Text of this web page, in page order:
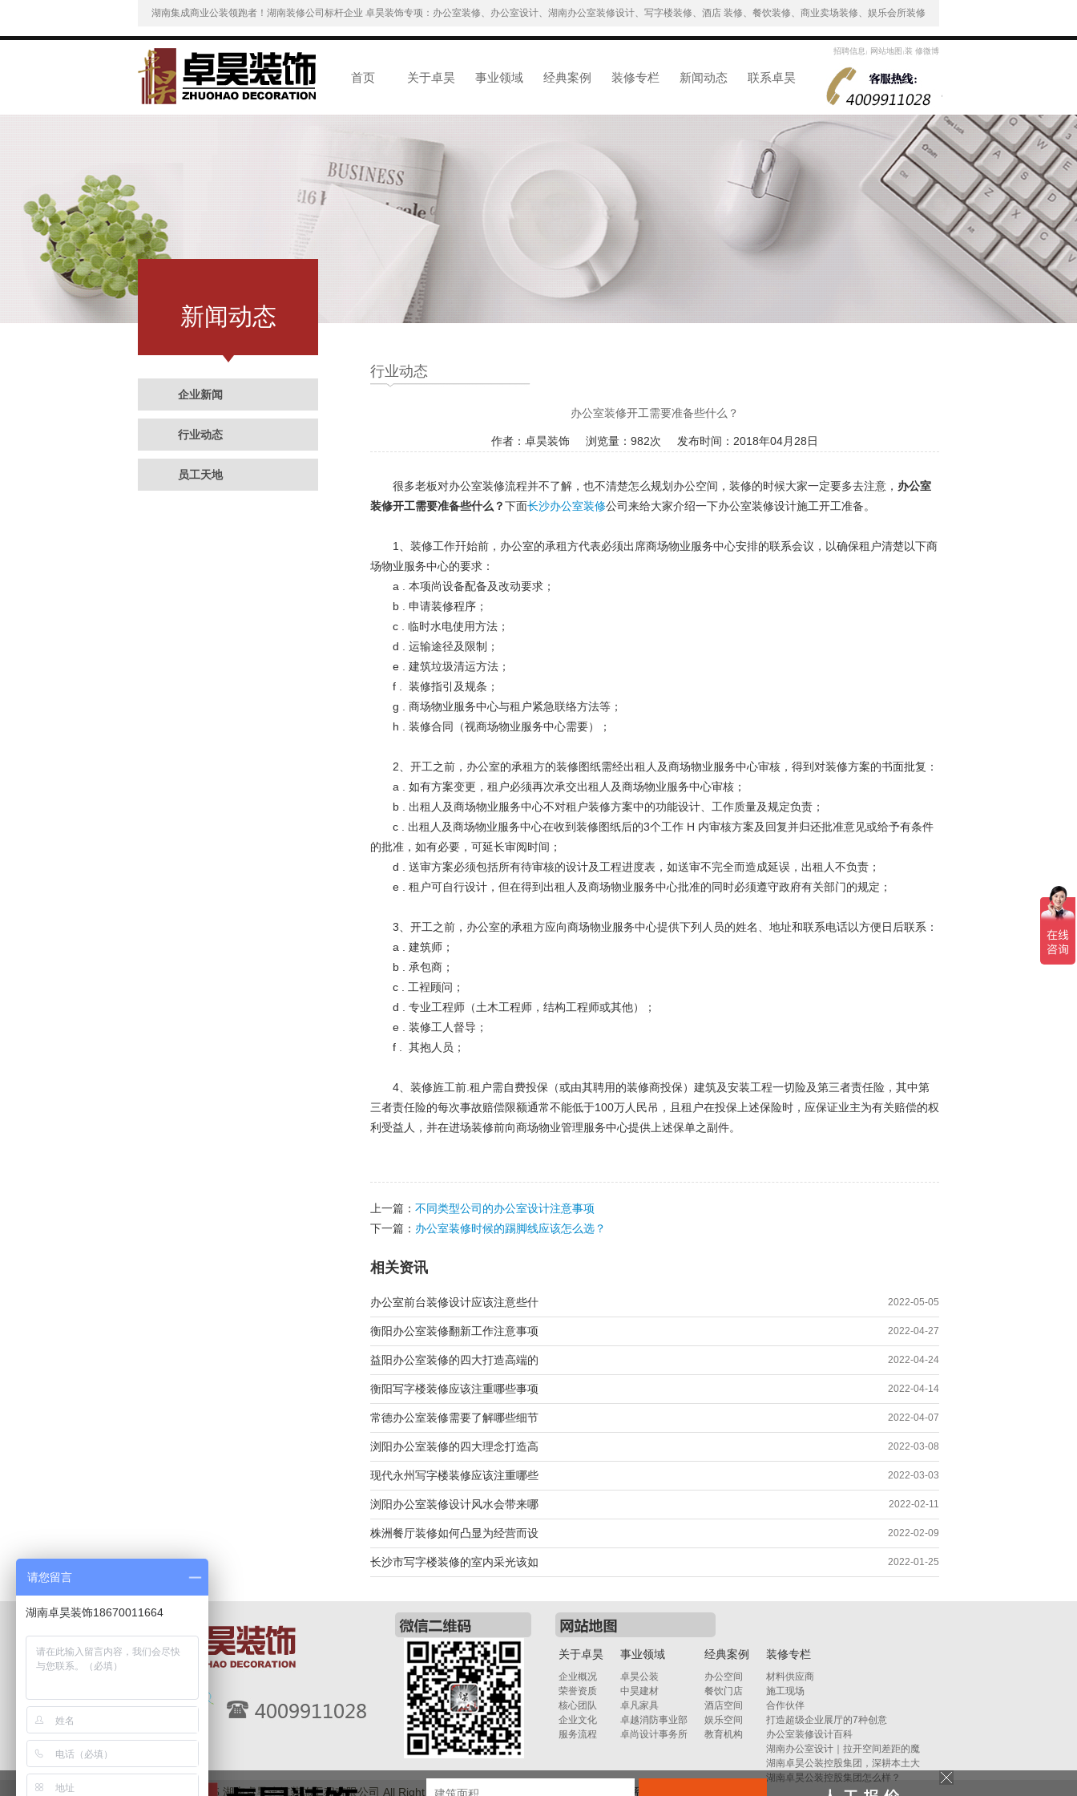
湖南集成商业公装领跑者！湖南装修公司标杆企业 卓昊装饰专项：办公室装修、办公室设计、湖南办公室装修设计、写字楼装修、酒店 装修、餐饮装修、商业卖场装修、娱乐会所装修
首页 关于卓昊 事业领域 经典案例 装修专栏 新闻动态 联系卓昊
招聘信息 | 网站地图 |装 修微博
新闻动态
企业新闻
行业动态
员工天地
行业动态
办公室装修开工需要准备些什么？
作者：卓昊装饰 浏览量： 982次 发布时间：2018年04月28日
很多老板对办公室装修流程并不了解，也不清楚怎么规划办公空间，装修的时候大家一定要多去注意， 办公室
装修开工需要准备些什么？下面长沙办公室装修公司来给大家介绍一下办公室装修设计施工开工准备。
1、装修工作幵始前，办公室的承租方代表必须出席商场物业服务中心安排的联系会议，以确保租户清楚以下商
场物业服务中心的要求：
a . 本项尚设备配备及改动要求；
b . 申请装修程序；
c . 临时水电使用方法；
d . 运输途径及限制；
e . 建筑垃圾清运方法；
f . 装修指引及规条；
g . 商场物业服务中心与租户紧急联络方法等；
h . 装修合同（视商场物业服务中心需要）；
2、开工之前，办公室的承租方的装修图纸需经出租人及商场物业服务中心审核，得到对装修方案的书面批复：
a . 如有方案变更，租户必须再次承交出租人及商场物业服务中心审核；
b . 出租人及商场物业服务中心不对租户装修方案中的功能设计、工作质量及规定负责；
c . 出租人及商场物业服务中心在收到装修图纸后的3个工作 H 内审核方案及回复并归还批准意见或给予有条件
的批准，如有必要，可延长审阅时间；
d . 送审方案必须包括所有待审核的设计及工程进度表，如送审不完全而造成延误，出租人不负责；
e . 租户可自行设计，但在得到出租人及商场物业服务中心批准的同时必须遵守政府有关部门的规定；
3、开工之前，办公室的承租方应向商场物业服务中心提供下列人员的姓名、地址和联系电话以方便日后联系：
a . 建筑师；
b . 承包商；
c . 工裎顾问；
d . 专业工程师（土木工程师，结构工程师或其他）；
e . 装修工人督导；
f . 其抱人员；
4、装修旌工前.租户需自费投保（或由其聘用的装修商投保）建筑及安装工程一切险及第三者责任险，其中第
三者责任险的每次事故赔偿限额通常不能低于100万人民吊，且租户在投保上述保险时，应保证业主为有关赔偿的权
利受益人，并在进场装修前向商场物业管理服务中心提供上述保单之副件。
上一篇： 不同类型公司的办公室设计注意事项
下一篇： 办公室装修时候的踢脚线应该怎么选？
相关资讯
办公室前台装修设计应该注意些什 2022-05-05
衡阳办公室装修翻新工作注意事项 2022-04-27
益阳办公室装修的四大打造高端的 2022-04-24
衡阳写字楼装修应该注重哪些事项 2022-04-14
常德办公室装修需要了解哪些细节 2022-04-07
浏阳办公室装修的四大理念打造高 2022-03-08
现代永州写字楼装修应该注重哪些 2022-03-03
浏阳办公室装修设计风水会带来哪 2022-02-11
株洲餐厅装修如何凸显为经营而设 2022-02-09
长沙市写字楼装修的室内采光该如 2022-01-25
关于卓昊
企业概况
荣誉资质
核心团队
企业文化
服务流程
事业领域
卓昊公装
中昊建材
卓凡家具
卓越消防事业部
卓尚设计事务所
经典案例
办公空间
餐饮门店
酒店空间
娱乐空间
教育机构
装修专栏
材料供应商
施工现场
合作伙伴
打造超级企业展厅的7种创意
办公室装修设计百科
湖南办公室设计｜拉开空间差距的魔
湖南卓昊公装控股集团，深耕本土大
湖南卓昊公装控股集团怎么样？
联系卓昊
Copyright 2015 湖南卓昊建筑装饰工程有限公司 All Right Reserved.
请您留言
湖南卓昊装饰18670011664